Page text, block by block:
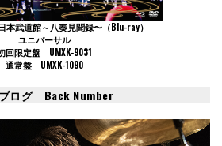
本武道館～八奏見聞録〜（Blu-ray）
ユニバーサル
回限定盤 UMXK-9031
通常盤 UMXK-1090
ログ Back Number